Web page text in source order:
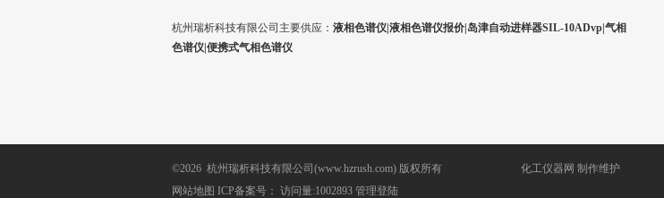
杭州瑞析科技有限公司主要供应： 液相色谱仪|液相色谱仪报价|岛津自动进样器SIL-10ADvp|气相
色谱仪|便携式气相色谱仪
©2026 杭州瑞析科技有限公司(www.hzrush.com) 版权所有
网站地图 ICP备案号： 访问量:1002893 管理登陆
化工仪器网 制作维护